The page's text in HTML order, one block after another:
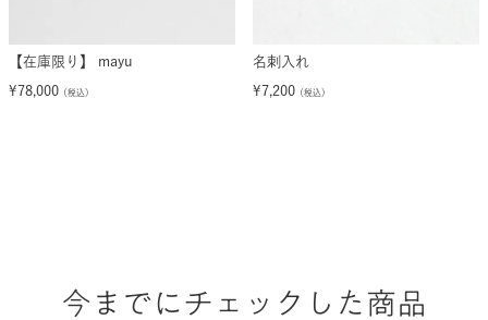
【在庫限り】 mayu
¥ 78,000 （税込）
名刺入れ
¥ 7,200 （税込）
今までにチェックした商品